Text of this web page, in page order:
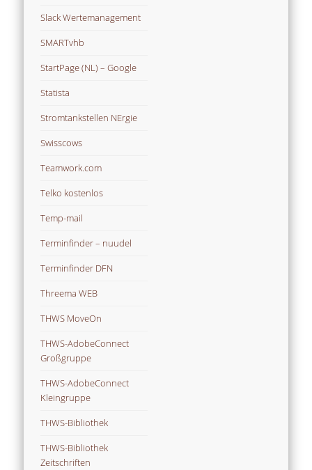
Slack Wertemanagement
SMARTvhb
StartPage (NL) – Google
Statista
Stromtankstellen NErgie
Swisscows
Teamwork.com
Telko kostenlos
Temp-mail
Terminfinder – nuudel
Terminfinder DFN
Threema WEB
THWS MoveOn
THWS-AdobeConnect
Großgruppe
THWS-AdobeConnect
Kleingruppe
THWS-Bibliothek
THWS-Bibliothek
Zeitschriften